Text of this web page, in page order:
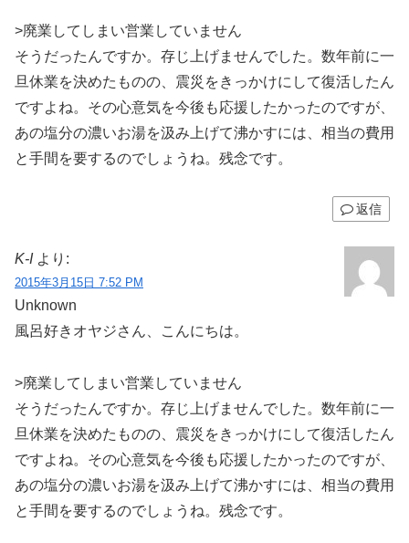
>廃業してしまい営業していません
そうだったんですか。存じ上げませんでした。数年前に一
旦休業を決めたものの、震災をきっかけにして復活したん
ですよね。その心意気を今後も応援したかったのですが、
あの塩分の濃いお湯を汲み上げて沸かすには、相当の費用
と手間を要するのでしょうね。残念です。
返信
K-I より:
2015年3月15日 7:52 PM
Unknown
風呂好きオヤジさん、こんにちは。
>廃業してしまい営業していません
そうだったんですか。存じ上げませんでした。数年前に一
旦休業を決めたものの、震災をきっかけにして復活したん
ですよね。その心意気を今後も応援したかったのですが、
あの塩分の濃いお湯を汲み上げて沸かすには、相当の費用
と手間を要するのでしょうね。残念です。